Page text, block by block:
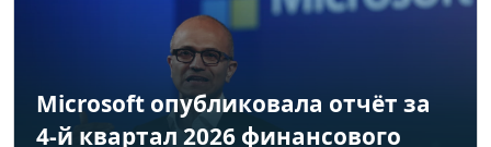
Microsoft опубликовала отчёт за
4-й квартал 2026 финансового